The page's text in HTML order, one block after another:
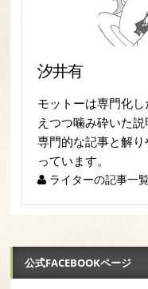
汐井有
モットーは専門化
えつつ噛み砕いた説
専門的な記事と解
っています。
ライターの記事一
公式FACEBOOKページ